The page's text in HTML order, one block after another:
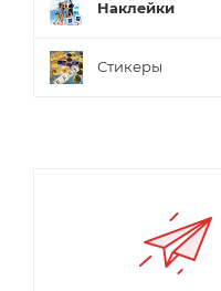
Наклейки
Стикеры